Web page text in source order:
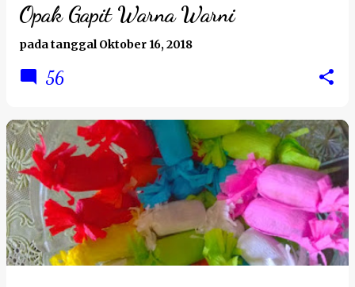
Opak Gapit Warna Warni
pada tanggalOktober 16, 2018
56